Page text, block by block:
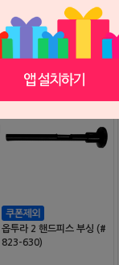
S2210213
47,000원
47,000
옵투라 2 핸드피스 부싱 (#
823-630)